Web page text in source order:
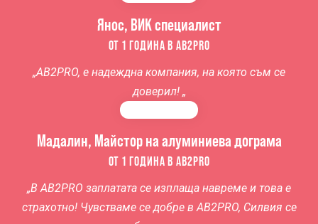
Янос, ВИК специалист
ОТ 1 ГОДИНА В AB2PRO
„AB2PRO, е надеждна компания, на която съм се
доверил! „
Мадалин, Майстор на алуминиева дограма
ОТ 1 ГОДИНА В AB2PRO
„В AB2PRO заплатата се изплаща навреме и това е
страхотно! Чувстваме се добре в AB2PRO, Силвия се